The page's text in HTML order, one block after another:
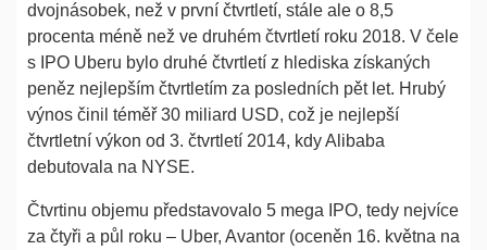
dvojnásobek, než v první čtvrtletí, stále ale o 8,5
procenta méně než ve druhém čtvrtletí roku 2018. V čele
s IPO Uberu bylo druhé čtvrtletí z hlediska získaných
peněz nejlepším čtvrtletím za posledních pět let. Hrubý
výnos činil téměř 30 miliard USD, což je nejlepší
čtvrtletní výkon od 3. čtvrtletí 2014, kdy Alibaba
debutovala na NYSE.
Čtvrtinu objemu představovalo 5 mega IPO, tedy nejvíce
za čtyři a půl roku – Uber, Avantor (oceněn 16. května na